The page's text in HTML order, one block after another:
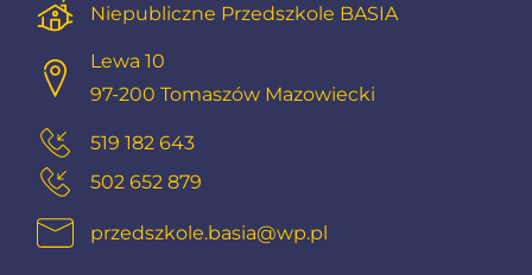
Niepubliczne Przedszkole BASIA
Lewa 10
97-200 Tomaszów Mazowiecki
519 182 643
502 652 879
przedszkole.basia@wp.pl